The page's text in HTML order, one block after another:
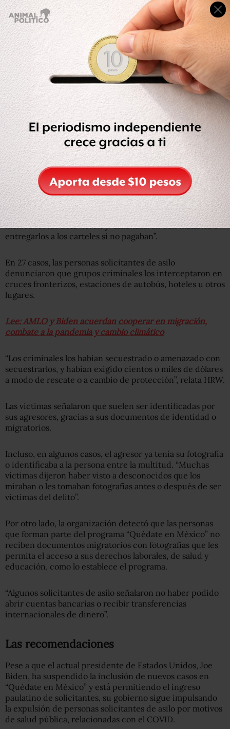
psicológico”.
Una buena parte de los migrantes consultados por HRW
relataron que fueron víctimas de principalmente de
grupos del crimen organizado o de funcionarios
mexicanos.
Casi la mitad de las y los entrevistados indicaron que
policías, agentes de migración o grupos criminales
intentaron extorsionarlos.
“En 16 casos, los solicitantes de asilo manifestaron que
agentes de migración o policías mexicanos los sacaron de
autobuses o de filas en el aeropuerto y amenazaron con
deportarlos si no les pagaban un soborno”, se lee en el
informe.
Mientras que otros dijeron que los funcionarios
mexicanos los detuvieron y “amenazaron con matarlos o
entregarlos a los carteles si no pagaban”.
En 27 casos, las personas solicitantes de asilo
denunciaron que grupos criminales los interceptaron en
cruces fronterizos, estaciones de autobús, hoteles u otros
lugares.
Lee: AMLO y Biden acuerdan cooperar en migración,
combate a la pandemia y cambio climático
“Los criminales los habían secuestrado o amenazado con
secuestrarlos, y habían exigido cientos o miles de dólares
a modo de rescate o a cambio de protección”, relata HRW.
Las víctimas señalaron que suelen ser identificadas por
sus agresores, gracias a sus documentos de identidad o
migratorios.
Incluso, en algunos casos, el agresor ya tenía su fotografía
o identificaba a la persona entre la multitud. “Muchas
víctimas dijeron haber visto a desconocidos que los
miraban o les tomaban fotografías antes o después de ser
víctimas del delito”.
Por otro lado, la organización detectó que las personas
que forman parte del programa “Quédate en México” no
reciben documentos migratorios con fotografías que les
permita el acceso a sus derechos laborales, de salud y
educación, como lo establece el programa.
“Algunos solicitantes de asilo señalaron no haber podido
abrir cuentas bancarias o recibir transferencias
internacionales de dinero”.
Las recomendaciones
Pese a que el actual presidente de Estados Unidos, Joe
Biden, ha suspendido la inclusión de nuevos casos en
“Quédate en México” y está permitiendo el ingreso
paulatino de solicitantes, su gobierno sigue impulsando
la expulsión de personas solicitantes de asilo por motivos
de salud pública, relacionadas con el COVID.